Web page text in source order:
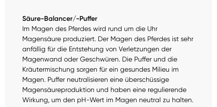
Säure-Balancer/-Puffer
Im Magen des Pferdes wird rund um die Uhr
Magensäure produziert. Der Magen des Pferdes ist sehr
anfällig für die Entstehung von Verletzungen der
Magenwand oder Geschwüren. Die Puffer und die
Kräutermischung sorgen für ein gesundes Milieu im
Magen. Puffer neutralisieren eine überschüssige
Magensäureproduktion und haben eine regulierende
Wirkung, um den pH-Wert im Magen neutral zu halten.